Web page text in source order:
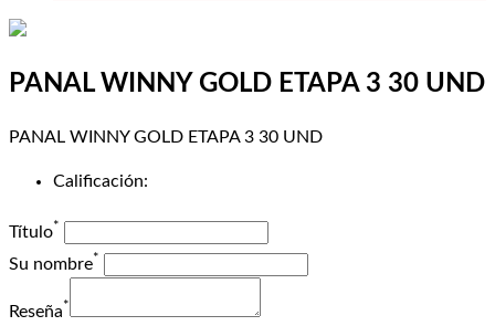
PANAL WINNY GOLD ETAPA 3 30 UND
PANAL WINNY GOLD ETAPA 3 30 UND
Calificación:
Título*
Su nombre*
Reseña*